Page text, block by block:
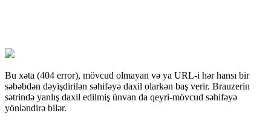
Bu xəta (404 error), mövcud olmayan və ya URL-i hər hansı bir
səbəbdən dəyişdirilən səhifəyə daxil olarkən baş verir. Brauzerin
sətrində yanlış daxil edilmiş ünvan da qeyri-mövcud səhifəyə
yönləndirə bilər.